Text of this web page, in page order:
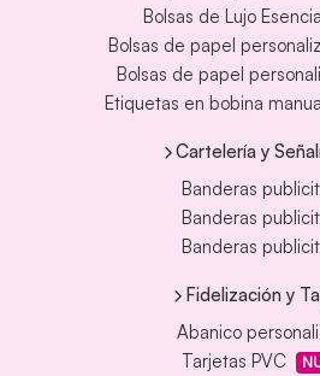
Bolsas de Lujo
Bolsas de papel
Bolsas de papel
Etiquetas en bobina
Cartelería y
Banderas
Banderas
Banderas
Fidelización y
Abanico
Tarjetas PVC